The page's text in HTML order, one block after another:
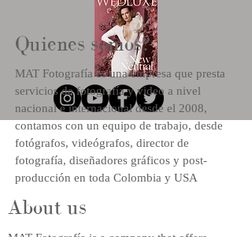
Quienes somos?
MAT Fotografía es una empresa que presta
servicios de fotografía y video a nivel
nacional e internacional desde el 2008,
contamos con un equipo de trabajo, desde
fotógrafos, videógrafos, director de
fotografía, diseñadores gráficos y post-
producción en toda Colombia y USA
About us
MAT Fotografía is a company that offers